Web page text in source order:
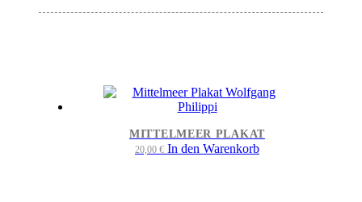
MITTELMEER PLAKAT
20,00 € In den Warenkorb